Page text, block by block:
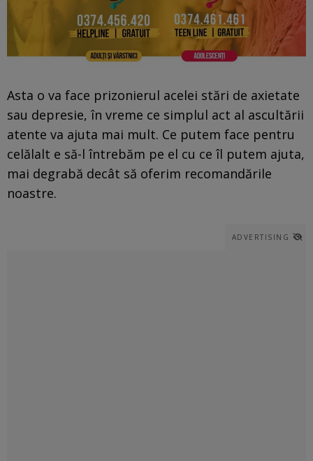
Asta o va face prizonierul acelei stări de axietate
sau depresie, în vreme ce simplul act al ascultării
atente va ajuta mai mult. Ce putem face pentru
celălalt e să-l întrebăm pe el cu ce îl putem ajuta,
mai degrabă decât să oferim recomandările
noastre.
ADVERTISING